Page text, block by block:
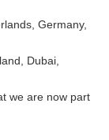
Germany,
Dubai,
we are now part